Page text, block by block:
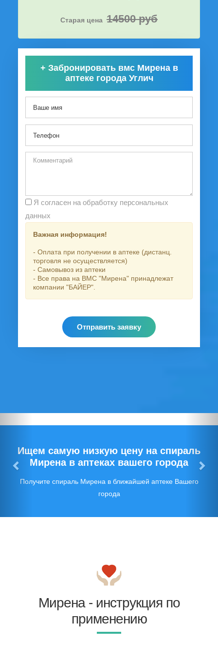
Старая цена 14500 руб
+ Забронировать вмс Мирена в
аптеке города Углич
данных
Важная информация!
- Оплата при получении в аптеке (дистанц.
торговля не осуществляется)
- Самовывоз из аптеки
- Все права на ВМС "Мирена" принадлежат
компании "БАЙЕР".
Отправить заявку
Ищем самую низкую цену на спираль
Мирена в аптеках вашего города
Получите спираль Мирена в ближайшей аптеке Вашего
города
Мирена - инструкция по
применению